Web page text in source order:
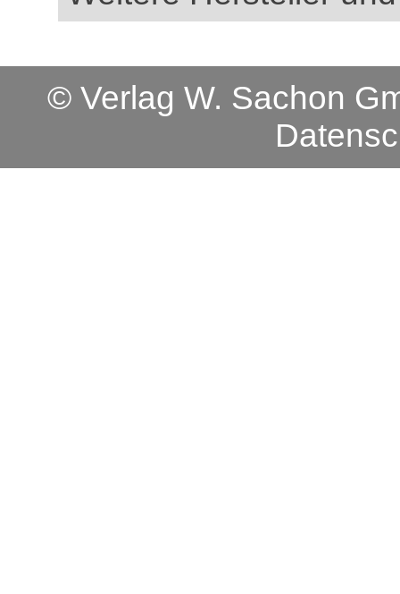
© Verlag W. Sachon